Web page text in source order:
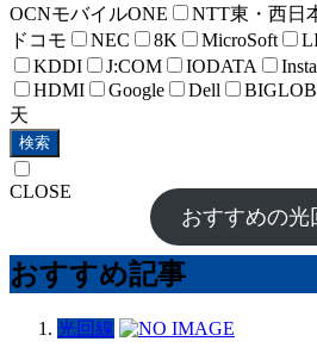
OCNモバイルONE
NTT東・西日
ドコモ
NEC 8K MicroSoft
KDDI
J:COM IODATA
HDMI
Google Dell
天
検索
CLOSE
おすすめの光
おすすめ記事
光回線